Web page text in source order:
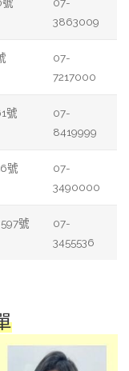
3863009
07-
7217000
號
07-
8419999
號
07-
3490000
號
07-
3455536